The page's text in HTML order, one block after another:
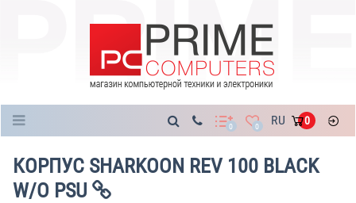
0 0 RU 0
КОРПУС SHARKOON REV 100 BLACK
W/O PSU